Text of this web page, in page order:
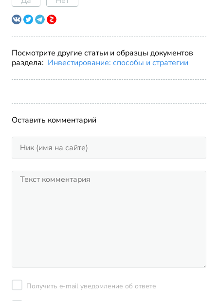
Посмотрите другие статьи и образцы документов
раздела: Инвестирование: способы и стратегии
Оставить комментарий
Получить e-mail уведомление об ответе